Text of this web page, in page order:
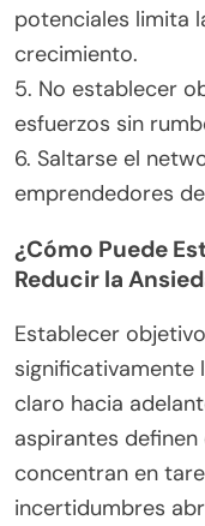
potenciales limita
crecimiento.
5. No establecer
esfuerzos sin
6. Saltarse el
emprendedores
¿Cómo Puede
Reducir la
Establecer
significativamente
claro hacia
aspirantes
concentran en
incertidumbres